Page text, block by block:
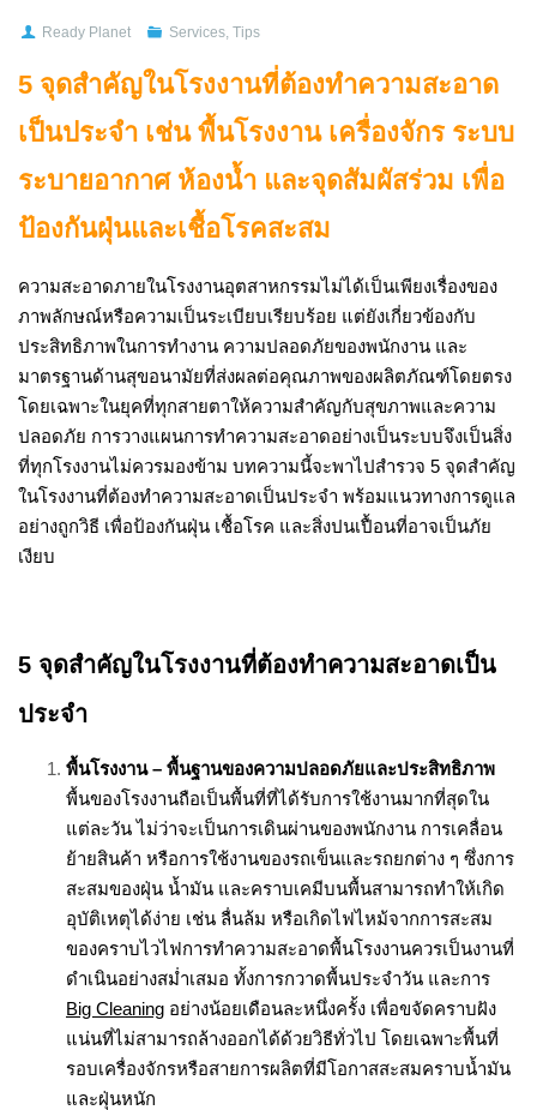
Ready Planet Services, Tips
5 จุดสำคัญในโรงงานที่ต้องทำความสะอาด
เป็นประจำ เช่น พื้นโรงงาน เครื่องจักร ระบบ
ระบายอากาศ ห้องน้ำ และจุดสัมผัสร่วม เพื่อ
ป้องกันฝุ่นและเชื้อโรคสะสม
ความสะอาดภายในโรงงานอุตสาหกรรมไม่ได้เป็นเพียงเรื่องของ
ภาพลักษณ์หรือความเป็นระเบียบเรียบร้อย แต่ยังเกี่ยวข้องกับ
ประสิทธิภาพในการทำงาน ความปลอดภัยของพนักงาน และ
มาตรฐานด้านสุขอนามัยที่ส่งผลต่อคุณภาพของผลิตภัณฑ์โดยตรง
โดยเฉพาะในยุคที่ทุกสายตาให้ความสำคัญกับสุขภาพและความ
ปลอดภัย การวางแผนการทำความสะอาดอย่างเป็นระบบจึงเป็นสิ่ง
ที่ทุกโรงงานไม่ควรมองข้าม บทความนี้จะพาไปสำรวจ 5 จุดสำคัญ
ในโรงงานที่ต้องทำความสะอาดเป็นประจำ พร้อมแนวทางการดูแล
อย่างถูกวิธี เพื่อป้องกันฝุ่น เชื้อโรค และสิ่งปนเปื้อนที่อาจเป็นภัย
เงียบ
5 จุดสำคัญในโรงงานที่ต้องทำความสะอาดเป็น
ประจำ
พื้นโรงงาน – พื้นฐานของความปลอดภัยและประสิทธิภาพ
พื้นของโรงงานถือเป็นพื้นที่ที่ได้รับการใช้งานมากที่สุดใน
แต่ละวัน ไม่ว่าจะเป็นการเดินผ่านของพนักงาน การเคลื่อน
ย้ายสินค้า หรือการใช้งานของรถเข็นและรถยกต่าง ๆ ซึ่งการ
สะสมของฝุ่น น้ำมัน และคราบเคมีบนพื้นสามารถทำให้เกิด
อุบัติเหตุได้ง่าย เช่น ลื่นล้ม หรือเกิดไฟไหม้จากการสะสม
ของคราบไวไฟการทำความสะอาดพื้นโรงงานควรเป็นงานที่
ดำเนินอย่างสม่ำเสมอ ทั้งการกวาดพื้นประจำวัน และการ
Big Cleaning อย่างน้อยเดือนละหนึ่งครั้ง เพื่อขจัดคราบฝัง
แน่นที่ไม่สามารถล้างออกได้ด้วยวิธีทั่วไป โดยเฉพาะพื้นที่
รอบเครื่องจักรหรือสายการผลิตที่มีโอกาสสะสมคราบน้ำมัน
และฝุ่นหนัก